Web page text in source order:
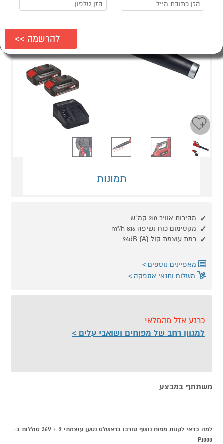
תמונות
מהירות אוויר 210 קמ"ש
מקסימום כוח נשיפה m³/h 816
רמת עוצמת קול 94dB (A)
מאפיינים נוספים
משלוח ותנאי אספקה
כרגע אזל מהמלאי
למגוון רחב של מפוחים ושואבי עלים
משתתף במבצע
למה כדאי לקנות מפוח נושף טורבו בראשלס נטען עוצמתי 36V + 2 סוללות ב-
P1000